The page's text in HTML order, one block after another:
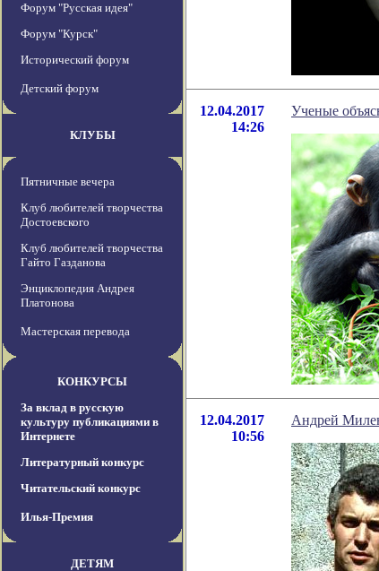
Форум "Русская идея"
Форум "Курск"
Исторический форум
Детский форум
КЛУБЫ
Пятничные вечера
Клуб любителей творчества
Достоевского
Клуб любителей творчества
Гайто Газданова
Энциклопедия Андрея
Платонова
Мастерская перевода
КОНКУРСЫ
За вклад в русскую
культуру публикациями в
Интернете
Литературный конкурс
Читательский конкурс
Илья-Премия
ДЕТЯМ
12.04.2017
14:26
Ученые
12.04.2017
10:56
Андрей